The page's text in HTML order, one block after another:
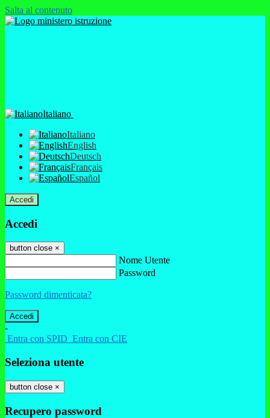
Salta al contenuto
Italiano
Italiano
English
Deutsch
Français
Español
Accedi
Accedi
button close ×
Nome Utente
Password
Password dimenticata?
-
Entra con SPID Entra con CIE
Seleziona utente
button close ×
Recupero password